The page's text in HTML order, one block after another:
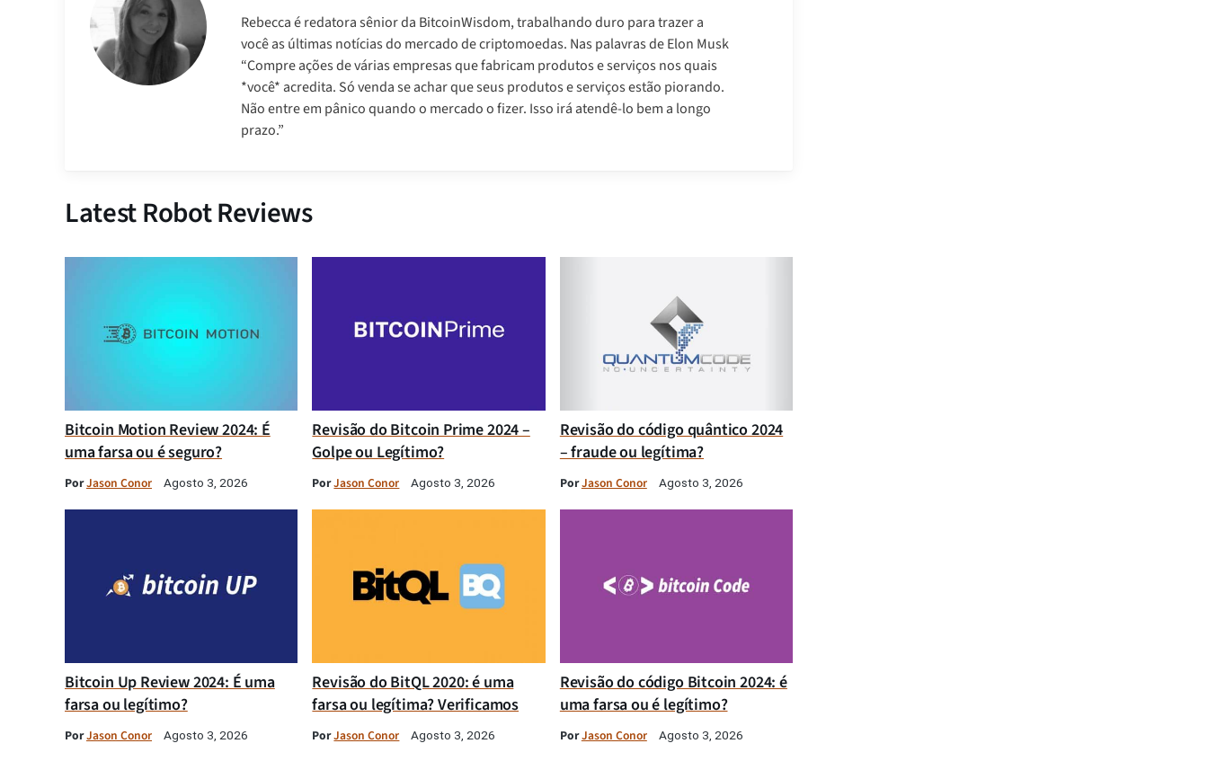
Rebecca é redatora sênior da BitcoinWisdom, trabalhando duro para trazer a
você as últimas notícias do mercado de criptomoedas. Nas palavras de Elon Musk
“Compre ações de várias empresas que fabricam produtos e serviços nos quais
*você* acredita. Só venda se achar que seus produtos e serviços estão piorando.
Não entre em pânico quando o mercado o fizer. Isso irá atendê-lo bem a longo
prazo.”
Latest Robot Reviews
Bitcoin Motion Review 2024: É
uma farsa ou é seguro?
PorJason Conor Agosto 3, 2026
Revisão do Bitcoin Prime 2024 –
Golpe ou Legítimo?
PorJason Conor Agosto 3, 2026
Revisão do código quântico 2024
– fraude ou legítima?
PorJason Conor Agosto 3, 2026
Bitcoin Up Review 2024: É uma
farsa ou legítimo?
PorJason Conor Agosto 3, 2026
Revisão do BitQL 2020: é uma
farsa ou legítima? Verificamos
PorJason Conor Agosto 3, 2026
Revisão do código Bitcoin 2024: é
uma farsa ou é legítimo?
PorJason Conor Agosto 3, 2026